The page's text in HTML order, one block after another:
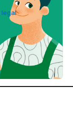
legal